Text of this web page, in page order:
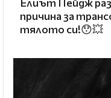
Елиът Пейдж
причина за
тялото си!😯💥